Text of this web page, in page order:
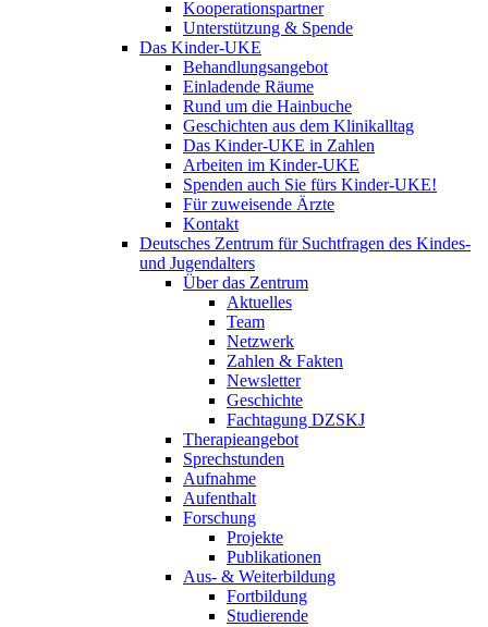
Kooperationspartner
Unterstützung & Spende
Das Kinder-UKE
Behandlungsangebot
Einladende Räume
Rund um die Hainbuche
Geschichten aus dem Klinikalltag
Das Kinder-UKE in Zahlen
Arbeiten im Kinder-UKE
Spenden auch Sie fürs Kinder-UKE!
Für zuweisende Ärzte
Kontakt
Deutsches Zentrum für Suchtfragen des Kindes-
und Jugendalters
Über das Zentrum
Aktuelles
Team
Netzwerk
Zahlen & Fakten
Newsletter
Geschichte
Fachtagung DZSKJ
Therapieangebot
Sprechstunden
Aufnahme
Aufenthalt
Forschung
Projekte
Publikationen
Aus- & Weiterbildung
Fortbildung
Studierende